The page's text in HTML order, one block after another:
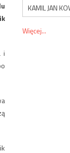
i
KAMIL JAN
Więcej...